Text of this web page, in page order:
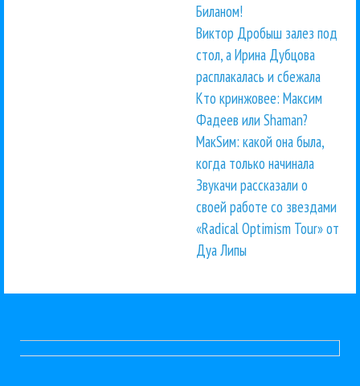
Биланом!
Виктор Дробыш залез под
стол, а Ирина Дубцова
расплакалась и сбежала
Кто кринжовее: Максим
Фадеев или Shaman?
МакSим: какой она была,
когда только начинала
Звукачи рассказали о
своей работе со звездами
«Radical Optimism Tour» от
Дуа Липы